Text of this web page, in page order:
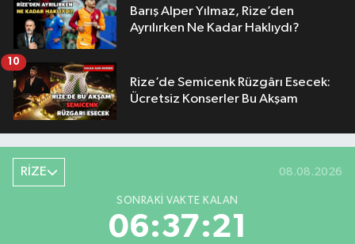
Barış Alper Yılmaz, Rize’den
Ayrılırken Ne Kadar Haklıydı?
Rize’de Semicenk Rüzgârı Esecek:
Ücretsiz Konserler Bu Akşam
10
RİZE 08.08.2026
SONRAKI VAKTE KALAN
06:37:21